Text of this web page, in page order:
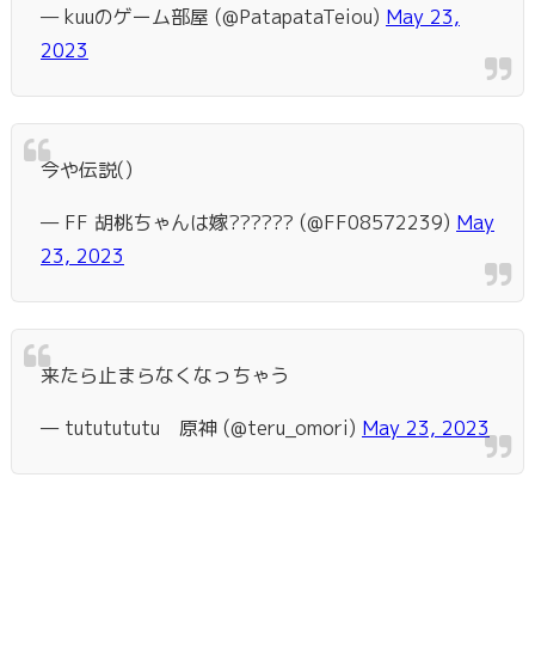
— kuuのゲーム部屋 (@PatapataTeiou) May 23,
2023
今や伝説()
— FF 胡桃ちゃんは嫁?????? (@FF08572239) May
23, 2023
来たら止まらなくなっちゃう
— tututututu 原神 (@teru_omori) May 23, 2023